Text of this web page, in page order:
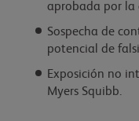
aprobada por
Sospecha de
potencial de
Exposición no
Myers Squibb.